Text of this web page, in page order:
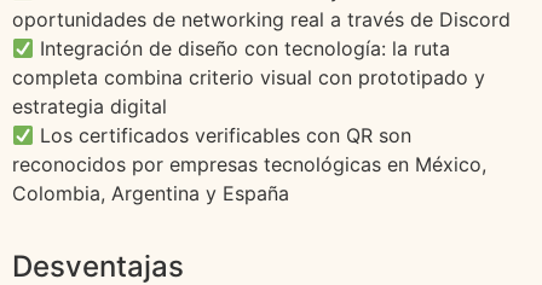
oportunidades de networking real a través de Discord
Integración de diseño con tecnología: la ruta
completa combina criterio visual con prototipado y
estrategia digital
Los certificados verificables con QR son
reconocidos por empresas tecnológicas en México,
Colombia, Argentina y España
Desventajas